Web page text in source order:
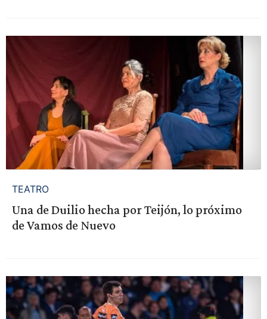
TEATRO
Una de Duilio hecha por Teijón, lo próximo
de Vamos de Nuevo